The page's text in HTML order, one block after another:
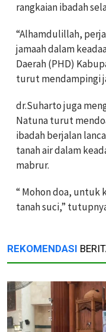
rangkaian ibadah
“Alhamdulillah,
jamaah dalam
Daerah (PHD)
turut mendampingi
dr.Suharto juga
Natuna turut
ibadah berjalan
tanah air dalam
mabrur.
“ Mohon doa, untuk
tanah suci,”
REKOMENDASI